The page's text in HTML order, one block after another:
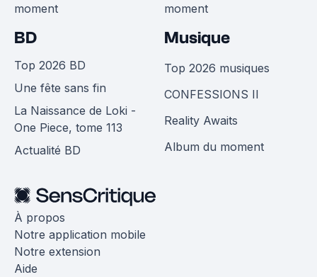
moment
moment
BD
Top 2026 BD
Une fête sans fin
La Naissance de Loki -
One Piece, tome 113
Actualité BD
Musique
Top 2026 musiques
CONFESSIONS II
Reality Awaits
Album du moment
À propos
Notre application mobile
Notre extension
Aide